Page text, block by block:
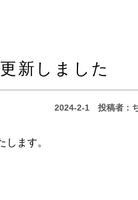
新しました
2024-2-1 投稿者：
ます。